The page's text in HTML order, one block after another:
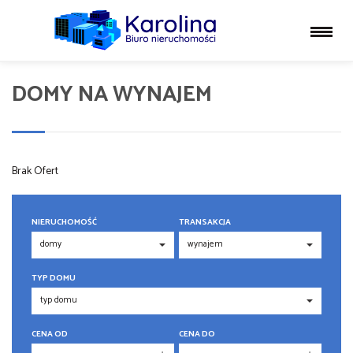
DOMY NA WYNAJEM
Brak Ofert
NIERUCHOMOŚĆ TRANSAKCJA
TYP DOMU
CENA OD CENA DO